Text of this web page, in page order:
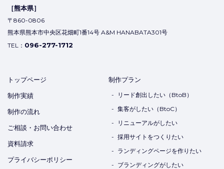
［熊本県］
〒860-0806
熊本県熊本市中央区花畑町1番14号 A&M HANABATA301号
TEL： 096-277-1712
トップページ
制作実績
制作の流れ
ご相談・お問い合わせ
資料請求
プライバシーポリシー
制作プラン
リード創出したい（BtoB）
集客がしたい（BtoC）
リニューアルがしたい
採用サイトをつくりたい
ランディングページを作りたい
ブランディングがしたい